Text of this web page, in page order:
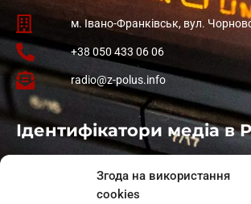
Згода на використання
cookies
м. Івано-Франківськ, вул.
+38 050 433 06 06
radio@z-polus.info
Ідентифікатори медіа в
: L11-01410
: L11-01801